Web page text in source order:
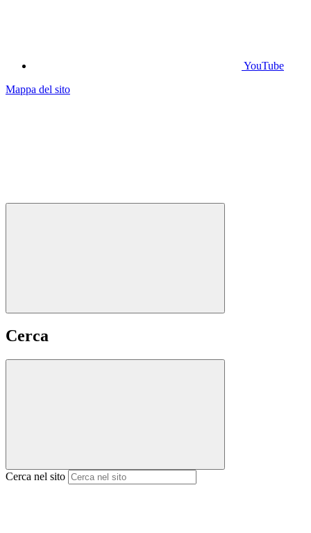
YouTube
Mappa del sito
Cerca
Cerca nel sito